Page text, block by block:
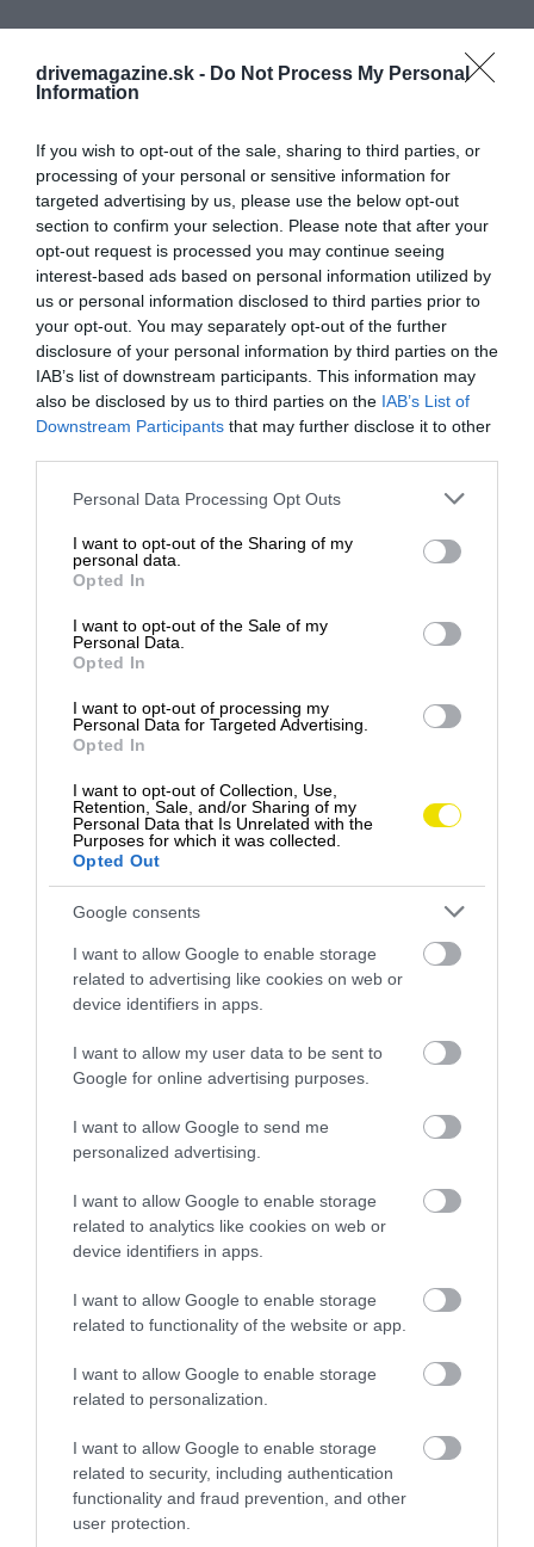
drivemagazine.sk - Do Not Process My Personal
Information
If you wish to opt-out of the sale, sharing to third parties, or
processing of your personal or sensitive information for
targeted advertising by us, please use the below opt-out
section to confirm your selection. Please note that after your
opt-out request is processed you may continue seeing
interest-based ads based on personal information utilized by
us or personal information disclosed to third parties prior to
your opt-out. You may separately opt-out of the further
disclosure of your personal information by third parties on the
IAB’s list of downstream participants. This information may
also be disclosed by us to third parties on the IAB’s List of
Downstream Participants that may further disclose it to other
Please note that this website/app uses one or more Google
not limited to your visit or usage behaviour. You may click to
grant or deny consent to Google and its third-party tags to
use your data for below specified purposes in below Google
consent section.
Personal Data Processing Opt Outs
I want to opt-out of the Sharing of my
personal data.
Opted In
I want to opt-out of the Sale of my
Personal Data.
Opted In
I want to opt-out of processing my
Personal Data for Targeted Advertising.
Opted In
I want to opt-out of Collection, Use,
Retention, Sale, and/or Sharing of my
Personal Data that Is Unrelated with the
Purposes for which it was collected.
Opted Out
Google consents
I want to allow Google to enable storage
related to advertising like cookies on web or
device identifiers in apps.
I want to allow my user data to be sent to
Google for online advertising purposes.
I want to allow Google to send me
personalized advertising.
I want to allow Google to enable storage
related to analytics like cookies on web or
device identifiers in apps.
I want to allow Google to enable storage
related to functionality of the website or app.
I want to allow Google to enable storage
related to personalization.
I want to allow Google to enable storage
related to security, including authentication
functionality and fraud prevention, and other
user protection.
Lyžovačka na Orave: 5 miest, kam ísť za
skvelými zážitkami na svahoch
Predstavíme vám najobľúbenejšie lyžiarske
strediská v našom severskom regióne, ktoré určite
OUTDOOR